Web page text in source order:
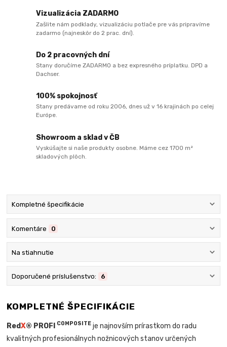
Vizualizácia ZADARMO
Zašlite nám podklady, vizualizáciu potlače pre vás pripravíme
zadarmo (najneskôr do 2 prac. dní).
Do 2 pracovných dní
Stany doručíme ZADARMO a bez expresného príplatku. DPD a
Dachser.
100% spokojnosť
Stany predávame od roku 2006, dnes už v 16 krajinách po celej
Európe.
Showroom a sklad v ČB
Vyskúšajte si naše produkty osobne. Máme cez 1700 m²
skladových plôch.
Kompletné špecifikácie
Komentáre 0
Na stiahnutie
Doporučené príslušenstvo: 6
KOMPLETNÉ ŠPECIFIKÁCIE
RedX® PROFI COMPOSITE je najnovším prírastkom do radu
kvalitných profesionálnych nožnicových stanov určených